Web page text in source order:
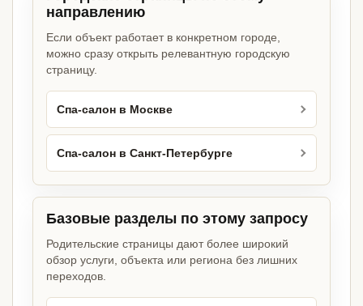
направлению
Если объект работает в конкретном городе,
можно сразу открыть релевантную городскую
страницу.
Спа-салон в Москве
Спа-салон в Санкт-Петербурге
Базовые разделы по этому запросу
Родительские страницы дают более широкий
обзор услуги, объекта или региона без лишних
переходов.